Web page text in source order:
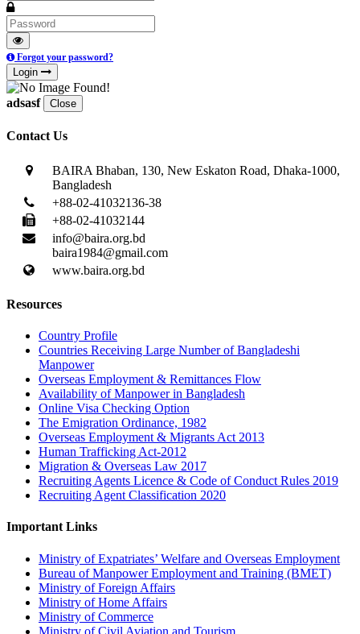
Forgot your password?
Login
adsasf Close
Contact Us
BAIRA Bhaban, 130, New Eskaton Road, Dhaka-1000,
Bangladesh
+88-02-41032136-38
+88-02-41032144
info@baira.org.bd
baira1984@gmail.com
www.baira.org.bd
Resources
Country Profile
Countries Receiving Large Number of Bangladeshi
Manpower
Overseas Employment & Remittances Flow
Availability of Manpower in Bangladesh
Online Visa Checking Option
The Emigration Ordinance, 1982
Overseas Employment & Migrants Act 2013
Human Trafficking Act-2012
Migration & Overseas Law 2017
Recruiting Agents Licence & Code of Conduct Rules 2019
Recruiting Agent Classification 2020
Important Links
Ministry of Expatriates’ Welfare and Overseas Employment
Bureau of Manpower Employment and Training (BMET)
Ministry of Foreign Affairs
Ministry of Home Affairs
Ministry of Commerce
Ministry of Civil Aviation and Tourism